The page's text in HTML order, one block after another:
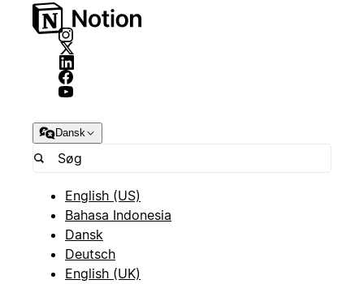
Dansk
English (US)
Bahasa Indonesia
Dansk
Deutsch
English (UK)